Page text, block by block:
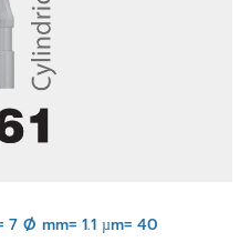
Ø mm= 1.1 µm= 40